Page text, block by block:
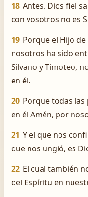
18 Antes, Dios fiel
con vosotros no es
19 Porque el Hijo
nosotros ha sido
Silvano y Timoteo,
en él.
20 Porque todas las
en él Amén, por
21 Y el que nos
que nos ungió, es
22 El cual también
del Espíritu en